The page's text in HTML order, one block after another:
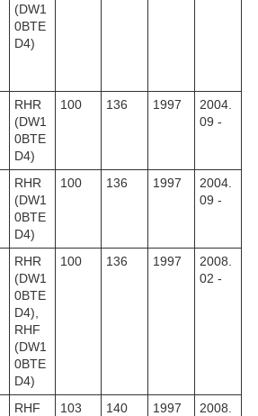
(DW1
0BTE
D4)
RHR
(DW1
0BTE
D4)
100 136 1997
2004.
09 -
RHR
(DW1
0BTE
D4)
100 136 1997
2004.
09 -
RHR
(DW1
0BTE
D4),
RHF
(DW1
0BTE
D4)
100 136 1997
2008.
02 -
RHF
103 140 1997
2008.